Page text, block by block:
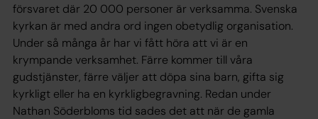
försvaret där 20 000 personer är verksamma. Svenska
kyrkan är med andra ord ingen obetydlig organisation.
Under så många år har vi fått höra att vi är en
krympande verksamhet. Färre kommer till våra
gudstjänster, färre väljer att döpa sina barn, gifta sig
kyrkligt eller ha en kyrkligbegravning. Redan under
Nathan Söderbloms tid sades det att när de gamla